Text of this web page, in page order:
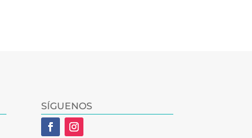
SÍGUENOS